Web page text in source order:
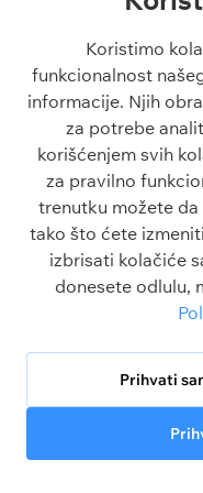
Tiket dana
Besplatni tipovi 1x2
Blogovi
Škola klađenja
Kazino škola
Sve o sportu
Legalbet nije kompanija za
© 2026 MC Media Corp.
Koristimo
funkcionalnost
informacije. Njih
za potrebe
korišćenjem svih
za pravilno
trenutku možete
tako što ćete
izbrisati kolačiće
donesete odlulu,
Prihvati